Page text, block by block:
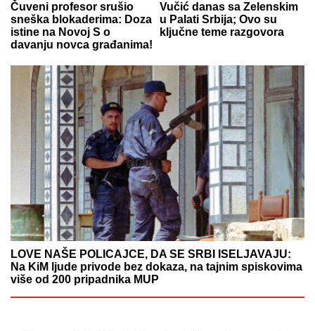
Čuveni profesor srušio
sneška blokaderima: Doza
istine na Novoj S o
davanju novca građanima!
Vučić danas sa Zelenskim
u Palati Srbija; Ovo su
ključne teme razgovora
LOVE NAŠE POLICAJCE, DA SE SRBI ISELJAVAJU:
Na KiM ljude privode bez dokaza, na tajnim spiskovima
više od 200 pripadnika MUP